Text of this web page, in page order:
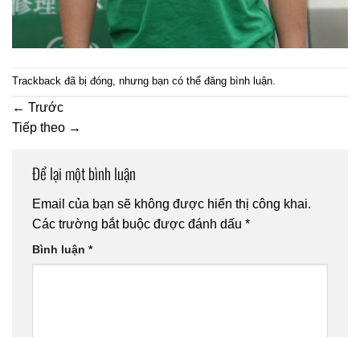
Trackback đã bị đóng, nhưng bạn có thể đăng bình luận.
← Trước
Tiếp theo →
Để lại một bình luận
Email của bạn sẽ không được hiển thị công khai.
Các trường bắt buộc được đánh dấu *
Bình luận *